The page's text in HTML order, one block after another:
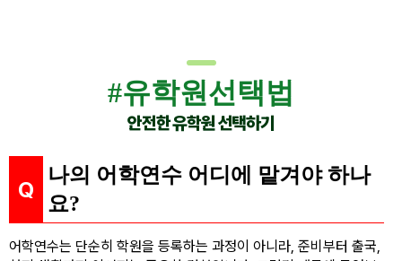
#유학원선택법
안전한 유학원 선택하기
나의 어학연수 어디에 맡겨야 하나
요?
어학연수는 단순히 학원을 등록하는 과정이 아니라, 준비부터 출국,